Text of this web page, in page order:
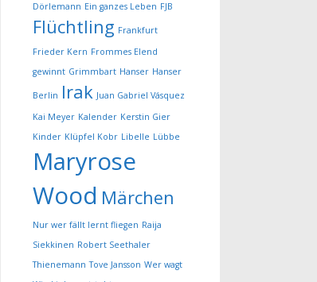
Dörlemann Ein ganzes Leben FJB
Flüchtling Frankfurt
Frieder Kern Frommes Elend
gewinnt Grimmbart Hanser Hanser
Berlin Irak Juan Gabriel Vásquez
Kai Meyer Kalender Kerstin Gier
Kinder Klüpfel Kobr Libelle Lübbe
Maryrose
Wood Märchen
Nur wer fällt lernt fliegen Raija
Siekkinen Robert Seethaler
Thienemann Tove Jansson Wer wagt